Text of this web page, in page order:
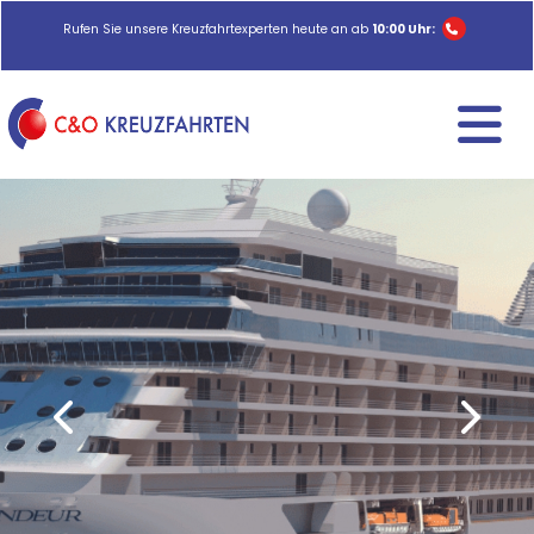
Rufen Sie unsere Kreuzfahrtexperten heute an ab 10:00 Uhr: